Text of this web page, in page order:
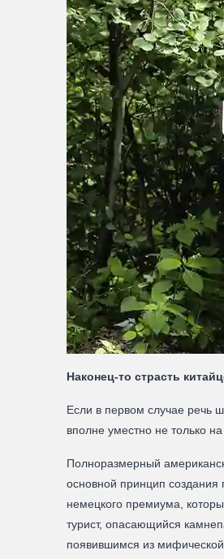
Наконец-то страсть
Если в первом случае речь
вполне уместно не только
Полноразмерный
основной принцип создания
немецкого премиума,
турист, опасающийся
появившимся из мифической